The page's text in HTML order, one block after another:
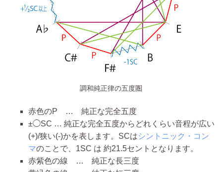
調和純正律の五度圏
赤色のP … 純正な完全五度
±◯SC … 純正な完全五度からどれくらい音程が広い
(+)/狭い(-)かを表します。SCはシントニック・コン
マのことで、1SC は 約21.5セントとなります。
赤紫色の線 … 純正な長三度